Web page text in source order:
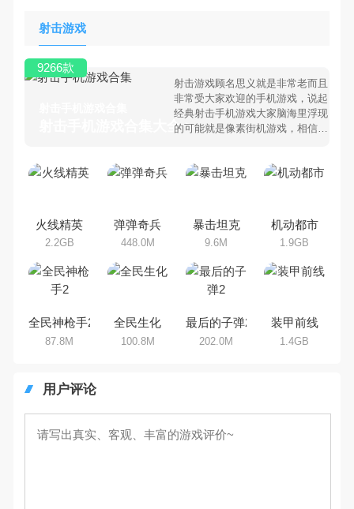
射击游戏
射击手机游戏合集大全 >
射击游戏顾名思义就是非常老而且
非常受大家欢迎的手机游戏，说起
经典射击手机游戏大家脑海里浮现
的可能就是像素街机游戏，相信很
击手机游戏有哪些呢？游戏今天，
集，欢迎大家前来选择下载体验
9266款
火线精英
2.2GB
弹弹奇兵
448.0M
暴击坦克
9.6M
机动都市
1.9GB
全民神枪手2
87.8M
全民生化
100.8M
最后的子弹2
202.0M
装甲前线
1.4GB
用户评论